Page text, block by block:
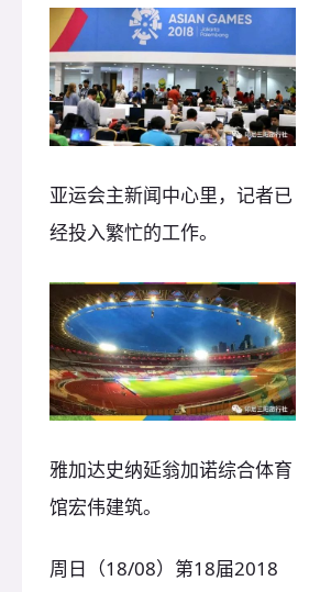
亚运会主新闻中心里，记者已
经投入繁忙的工作。
雅加达史纳延翁加诺综合体育
馆宏伟建筑。
周日（18/08）第18届2018